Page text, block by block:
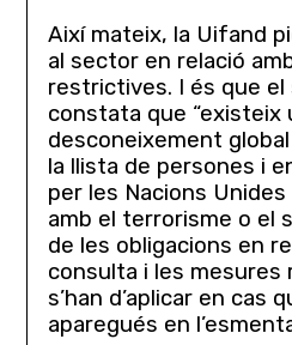
Així mateix, la Uifand
al sector en relació
restrictives. I és que el
constata que “existeix
desconeixement
la llista de persones i
per les Nacions
amb el terrorisme o el
de les obligacions en
consulta i les
s’han d’aplicar en cas
aparegués en